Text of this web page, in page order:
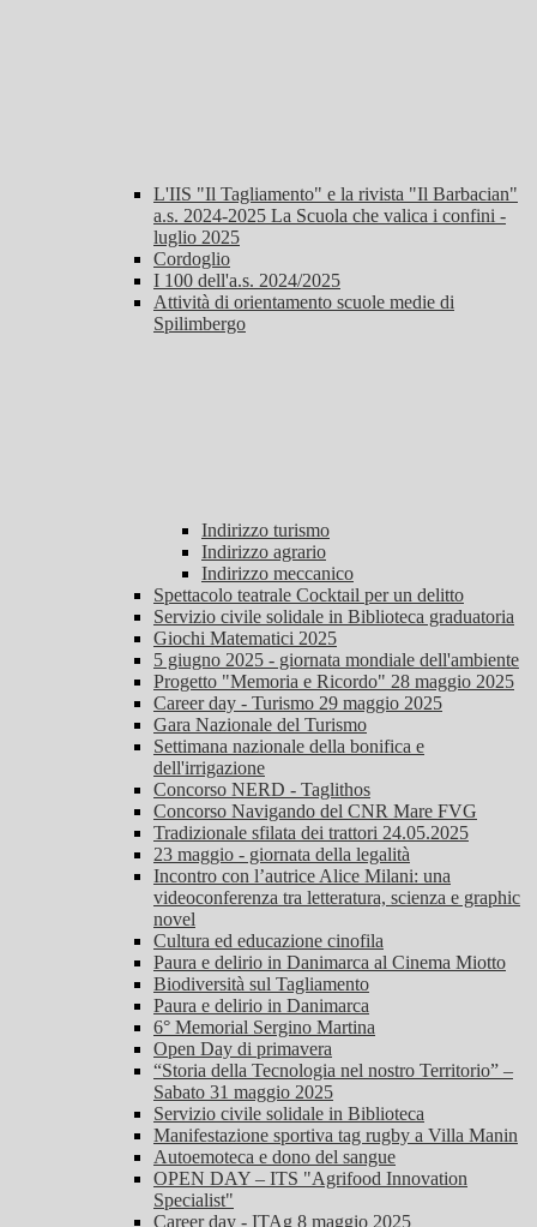
L'IIS "Il Tagliamento" e la rivista "Il Barbacian"
a.s. 2024-2025 La Scuola che valica i confini -
luglio 2025
Cordoglio
I 100 dell'a.s. 2024/2025
Attività di orientamento scuole medie di
Spilimbergo
Indirizzo turismo
Indirizzo agrario
Indirizzo meccanico
Spettacolo teatrale Cocktail per un delitto
Servizio civile solidale in Biblioteca graduatoria
Giochi Matematici 2025
5 giugno 2025 - giornata mondiale dell'ambiente
Progetto "Memoria e Ricordo" 28 maggio 2025
Career day - Turismo 29 maggio 2025
Gara Nazionale del Turismo
Settimana nazionale della bonifica e
dell'irrigazione
Concorso NERD - Taglithos
Concorso Navigando del CNR Mare FVG
Tradizionale sfilata dei trattori 24.05.2025
23 maggio - giornata della legalità
Incontro con l’autrice Alice Milani: una
videoconferenza tra letteratura, scienza e graphic
novel
Cultura ed educazione cinofila
Paura e delirio in Danimarca al Cinema Miotto
Biodiversità sul Tagliamento
Paura e delirio in Danimarca
6° Memorial Sergino Martina
Open Day di primavera
“Storia della Tecnologia nel nostro Territorio” –
Sabato 31 maggio 2025
Servizio civile solidale in Biblioteca
Manifestazione sportiva tag rugby a Villa Manin
Autoemoteca e dono del sangue
OPEN DAY – ITS "Agrifood Innovation
Specialist"
Career day - ITAg 8 maggio 2025